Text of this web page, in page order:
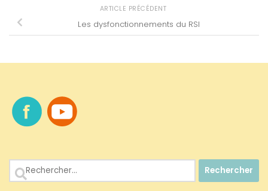
ARTICLE PRÉCÉDENT
Les dysfonctionnements du RSI
Rechercher :